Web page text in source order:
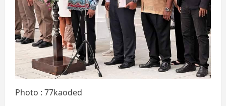
Photo : 77kaoded